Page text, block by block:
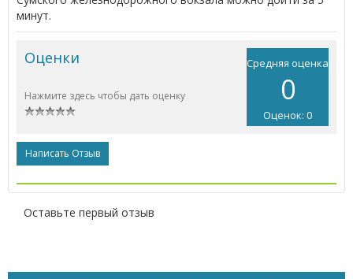
минут.
Средняя оценка
0
Оценок: 0
Оценки
Нажмите здесь чтобы дать оценку
Написать Отзыв
Оставьте первый отзыв